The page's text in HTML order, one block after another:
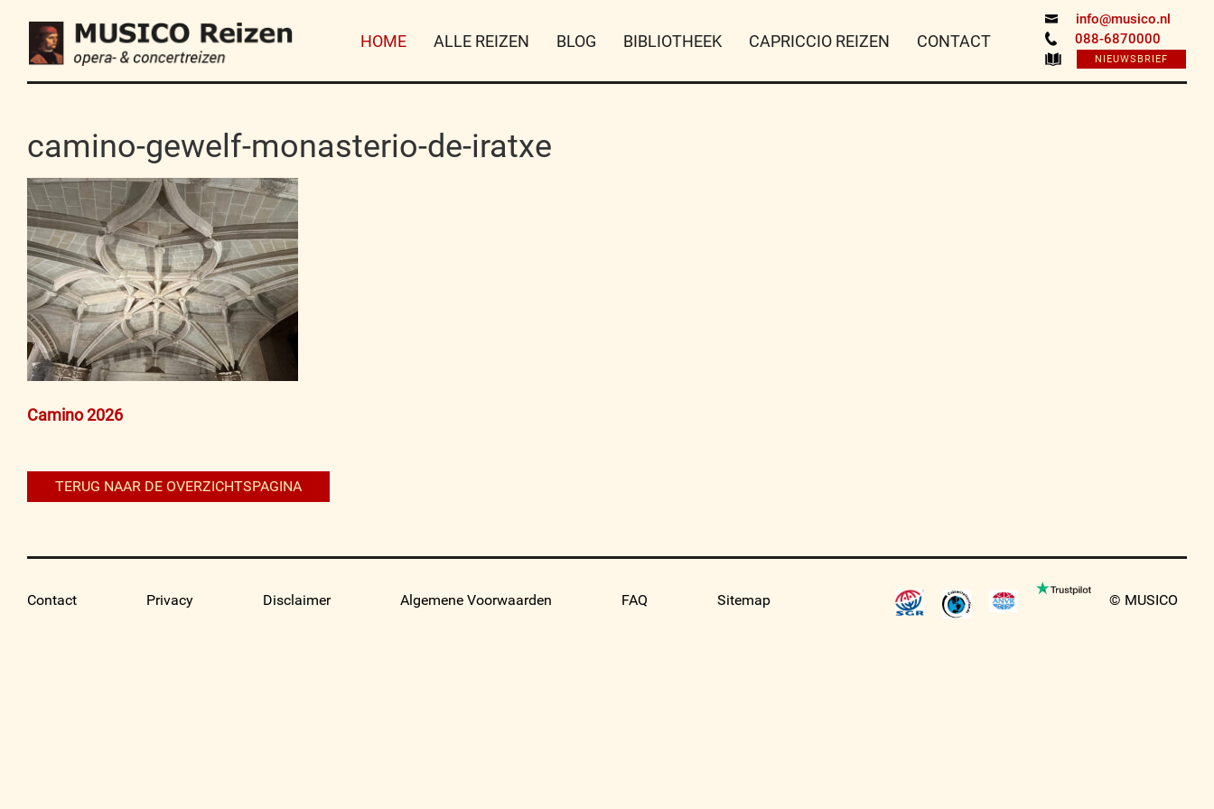
info@musico.nl
088-6870000
NIEUWSBRIEF
HOME ALLE REIZEN BLOG BIBLIOTHEEK CAPRICCIO REIZEN CONTACT
camino-gewelf-monasterio-de-iratxe
Bericht
Camino 2026
TERUG NAAR DE OVERZICHTSPAGINA
Contact Privacy Disclaimer Algemene Voorwaarden FAQ Sitemap © MUSICO